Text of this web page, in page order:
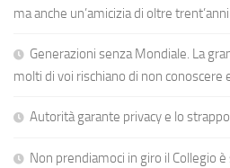
ma anche un’amicizia di oltre trent’anni
Generazioni senza Mondiale. La
molti di voi rischiano di non conoscere
Autorità garante privacy e lo
Non prendiamoci in giro il Collegio